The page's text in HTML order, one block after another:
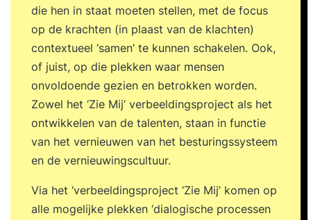
die hen in staat moeten stellen, met de focus
op de krachten (in plaast van de klachten)
contextueel ‘samen’ te kunnen schakelen. Ook,
of juist, op die plekken waar mensen
onvoldoende gezien en betrokken worden.
Zowel het ‘Zie Mij’ verbeeldingsproject als het
ontwikkelen van de talenten, staan in functie
van het vernieuwen van het besturingssysteem
en de vernieuwingscultuur.
Via het ‘verbeeldingsproject ‘Zie Mij’ komen op
alle mogelijke plekken ‘dialogische processen